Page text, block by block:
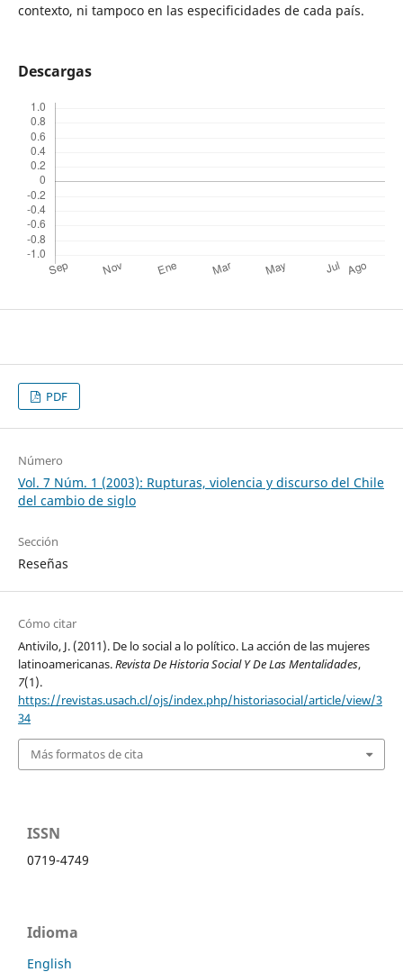
contexto, ni tampoco en las especificidades de cada país.
Descargas
PDF
Número
Vol. 7 Núm. 1 (2003): Rupturas, violencia y discurso del Chile
del cambio de siglo
Sección
Reseñas
Cómo citar
Antivilo, J. (2011). De lo social a lo político. La acción de las mujeres
latinoamericanas.Revista De Historia Social Y De Las Mentalidades,
7(1).
https://revistas.usach.cl/ojs/index.php/historiasocial/article/view/3
34
Más formatos de cita
ISSN
0719-4749
Idioma
English